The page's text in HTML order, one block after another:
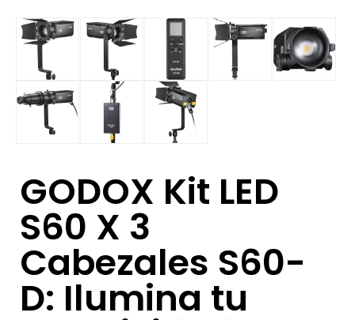
GODOX Kit LED
S60 X 3
Cabezales S60-
D: Ilumina tu